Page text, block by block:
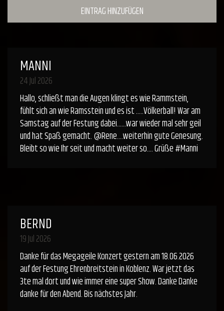
EINTRAG HINZUFÜGEN
MANNI
24 Jul 2026
Hallo, schließt man die Augen klingt es wie Rammstein,
fühlt sich an wie Ramsstein und es ist .....Völkerball! War am
Samstag auf der Festung dabei......war wieder mal sehr geil
und hat Spaß gemacht. @Rene....weiterhin gute Genesung.
Bleibt so wie Ihr seit und macht weiter so.... Grüße #Manni
BERND
19 Jul 2026
Danke für das Megageile Konzert gestern am 18.06.2026
auf der Festung Ehrenbreitstein in Koblenz. War jetzt das
3te mal dort und wie immer eine super Show. Danke Danke
danke für den Abend. Bis nächstes Jahr.